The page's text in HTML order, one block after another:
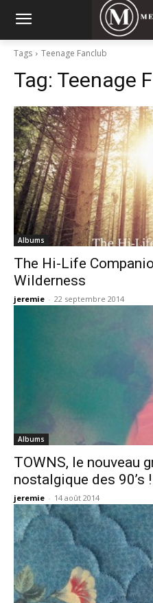
Tags Teenage Fanclub
Tag: Teenage
Albums
The Hi-Life
Wilderness
jeremie - 22 septembre 2014
Albums
TOWNS, le nouveau
nostalgique des 90’s !
jeremie - 14 août 2014